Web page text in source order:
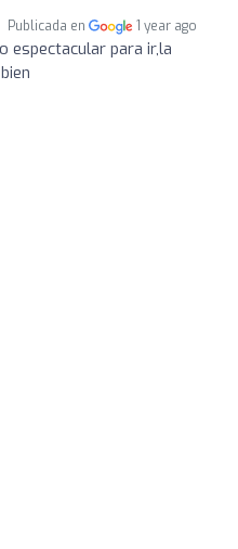
Publicada en 1 year ago
espectacular para ir,la